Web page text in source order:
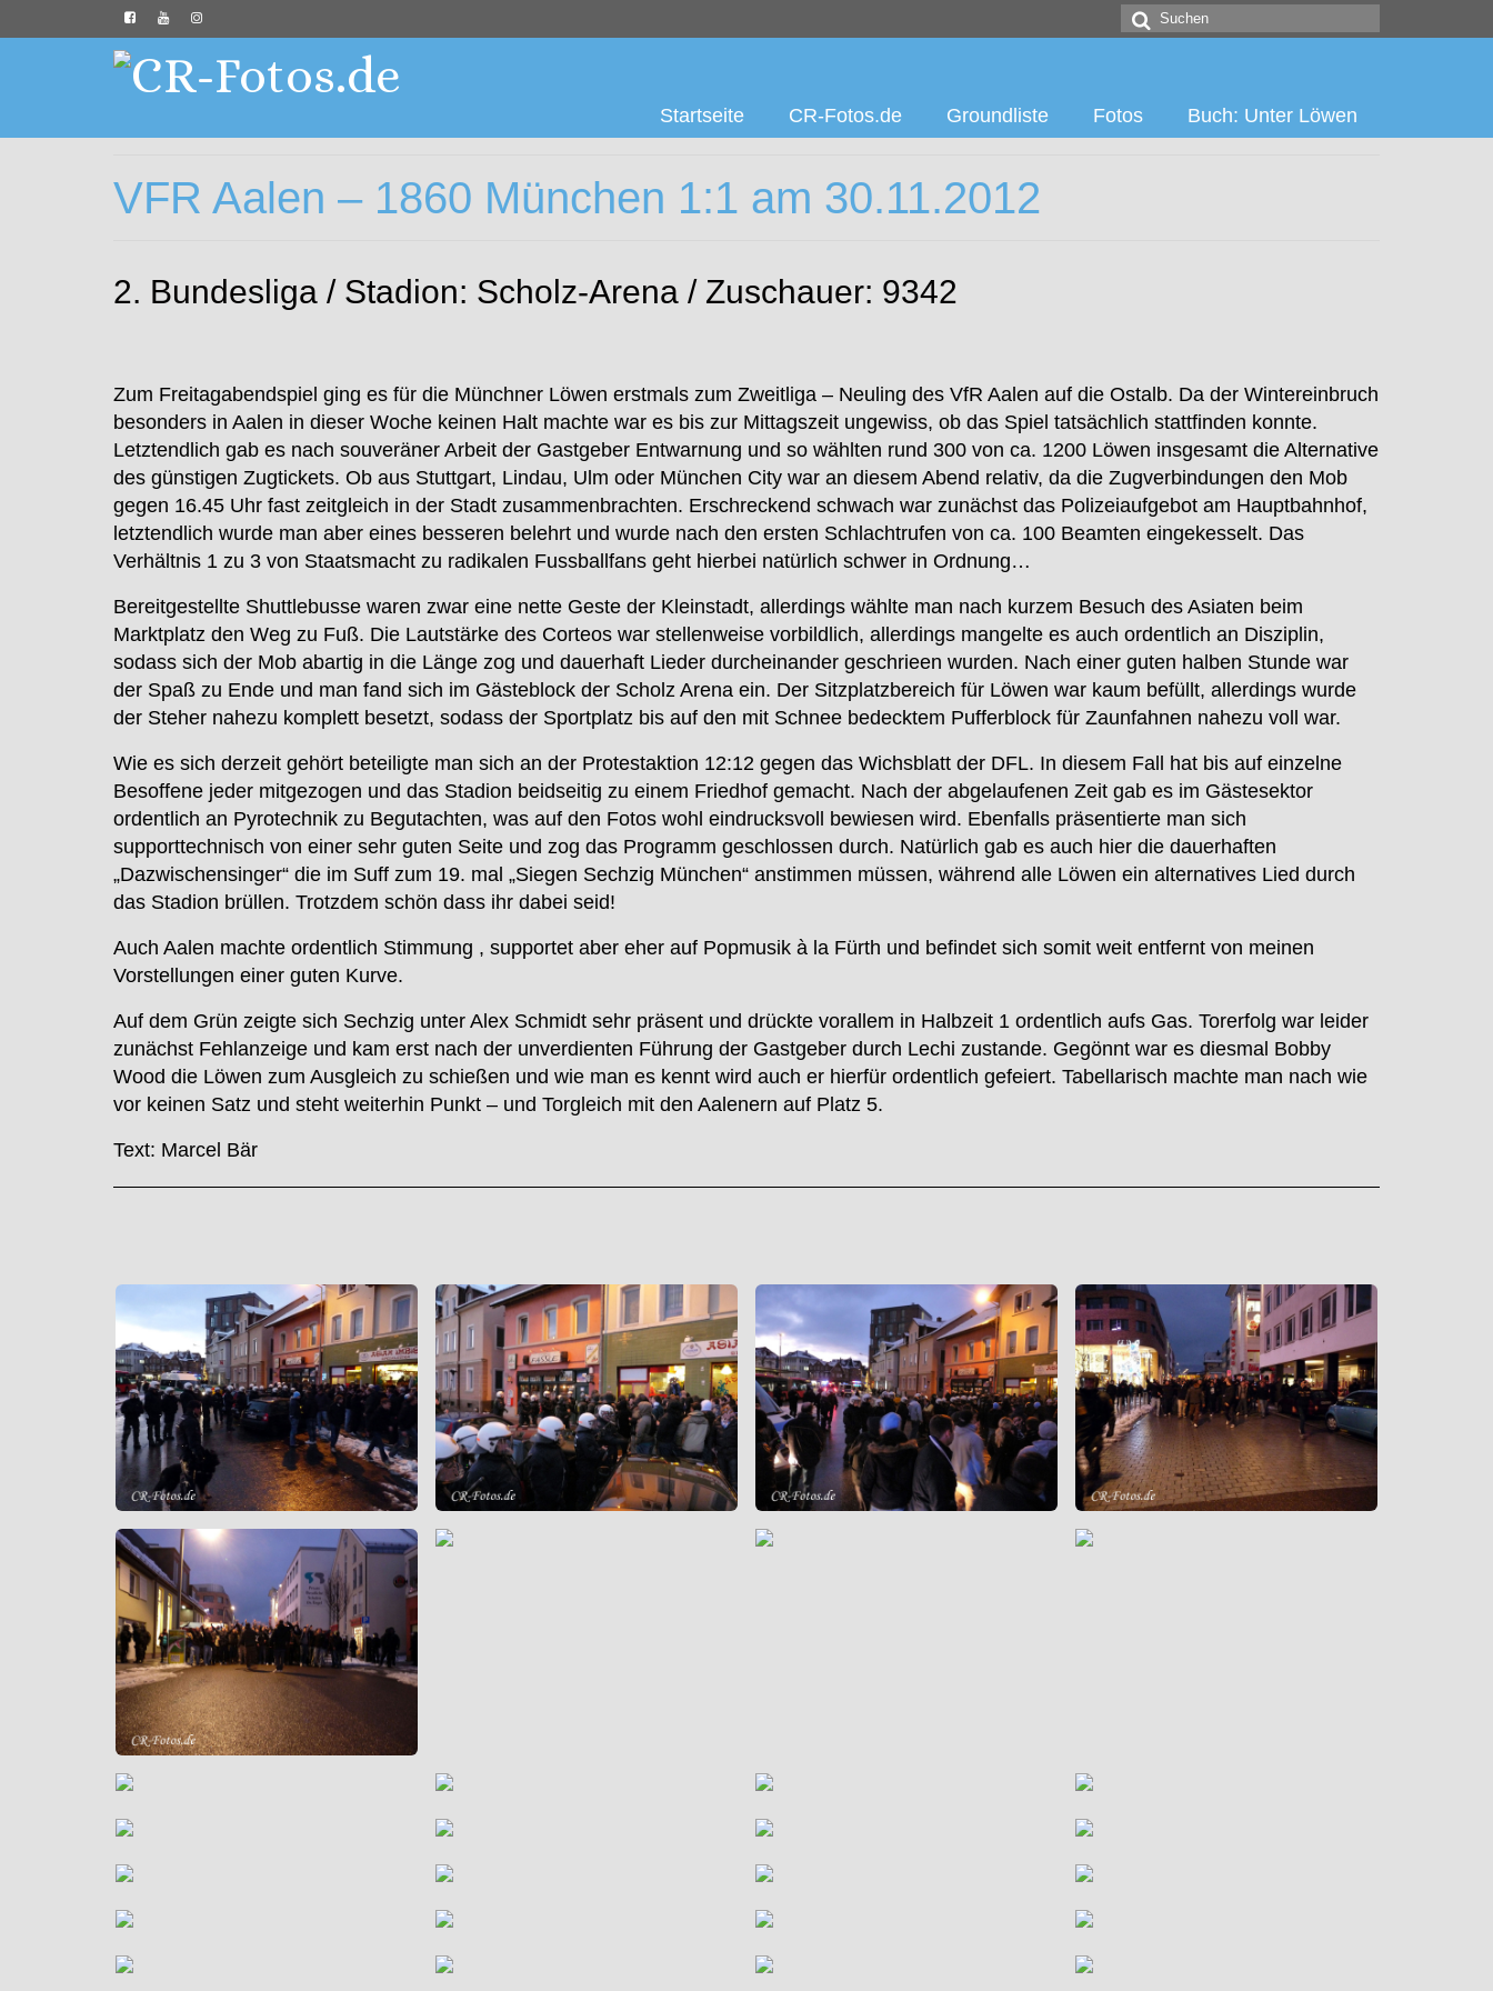
Suchen
nach:
Startseite CR-Fotos.de Groundliste Fotos Buch: Unter Löwen
VFR Aalen – 1860 München 1:1 am 30.11.2012
2. Bundesliga / Stadion: Scholz-Arena / Zuschauer: 9342
Zum Freitagabendspiel ging es für die Münchner Löwen erstmals zum Zweitliga – Neuling des VfR Aalen auf die Ostalb. Da der Wintereinbruch
besonders in Aalen in dieser Woche keinen Halt machte war es bis zur Mittagszeit ungewiss, ob das Spiel tatsächlich stattfinden konnte.
Letztendlich gab es nach souveräner Arbeit der Gastgeber Entwarnung und so wählten rund 300 von ca. 1200 Löwen insgesamt die Alternative
des günstigen Zugtickets. Ob aus Stuttgart, Lindau, Ulm oder München City war an diesem Abend relativ, da die Zugverbindungen den Mob
gegen 16.45 Uhr fast zeitgleich in der Stadt zusammenbrachten. Erschreckend schwach war zunächst das Polizeiaufgebot am Hauptbahnhof,
letztendlich wurde man aber eines besseren belehrt und wurde nach den ersten Schlachtrufen von ca. 100 Beamten eingekesselt. Das
Verhältnis 1 zu 3 von Staatsmacht zu radikalen Fussballfans geht hierbei natürlich schwer in Ordnung…
Bereitgestellte Shuttlebusse waren zwar eine nette Geste der Kleinstadt, allerdings wählte man nach kurzem Besuch des Asiaten beim
Marktplatz den Weg zu Fuß. Die Lautstärke des Corteos war stellenweise vorbildlich, allerdings mangelte es auch ordentlich an Disziplin,
sodass sich der Mob abartig in die Länge zog und dauerhaft Lieder durcheinander geschrieen wurden. Nach einer guten halben Stunde war
der Spaß zu Ende und man fand sich im Gästeblock der Scholz Arena ein. Der Sitzplatzbereich für Löwen war kaum befüllt, allerdings wurde
der Steher nahezu komplett besetzt, sodass der Sportplatz bis auf den mit Schnee bedecktem Pufferblock für Zaunfahnen nahezu voll war.
Wie es sich derzeit gehört beteiligte man sich an der Protestaktion 12:12 gegen das Wichsblatt der DFL. In diesem Fall hat bis auf einzelne
Besoffene jeder mitgezogen und das Stadion beidseitig zu einem Friedhof gemacht. Nach der abgelaufenen Zeit gab es im Gästesektor
ordentlich an Pyrotechnik zu Begutachten, was auf den Fotos wohl eindrucksvoll bewiesen wird. Ebenfalls präsentierte man sich
supporttechnisch von einer sehr guten Seite und zog das Programm geschlossen durch. Natürlich gab es auch hier die dauerhaften
„Dazwischensinger“ die im Suff zum 19. mal „Siegen Sechzig München“ anstimmen müssen, während alle Löwen ein alternatives Lied durch
das Stadion brüllen. Trotzdem schön dass ihr dabei seid!
Auch Aalen machte ordentlich Stimmung , supportet aber eher auf Popmusik à la Fürth und befindet sich somit weit entfernt von meinen
Vorstellungen einer guten Kurve.
Auf dem Grün zeigte sich Sechzig unter Alex Schmidt sehr präsent und drückte vorallem in Halbzeit 1 ordentlich aufs Gas. Torerfolg war leider
zunächst Fehlanzeige und kam erst nach der unverdienten Führung der Gastgeber durch Lechi zustande. Gegönnt war es diesmal Bobby
Wood die Löwen zum Ausgleich zu schießen und wie man es kennt wird auch er hierfür ordentlich gefeiert. Tabellarisch machte man nach wie
vor keinen Satz und steht weiterhin Punkt – und Torgleich mit den Aalenern auf Platz 5.
Text: Marcel Bär